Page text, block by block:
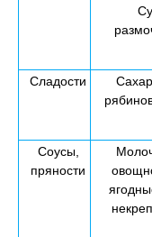
Сладости
Соусы,
пряности